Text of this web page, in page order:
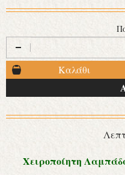
Καλάθι
Χειροποίητη